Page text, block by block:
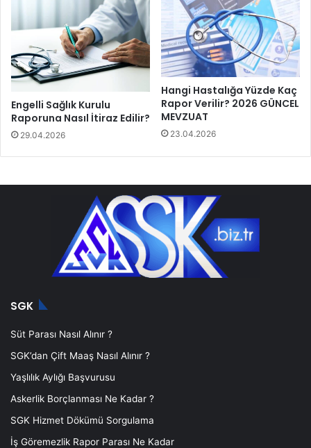
Engelli Sağlık Kurulu
Raporuna Nasıl İtiraz Edilir?
29.04.2026
Hangi Hastalığa Yüzde Kaç
Rapor Verilir? 2026 GÜNCEL
MEVZUAT
23.04.2026
SGK
Süt Parası Nasıl Alınır ?
SGK’dan Çift Maaş Nasıl Alınır ?
Yaşlılık Aylığı Başvurusu
Askerlik Borçlanması Ne Kadar ?
SGK Hizmet Dökümü Sorgulama
İş Göremezlik Rapor Parası Ne Kadar